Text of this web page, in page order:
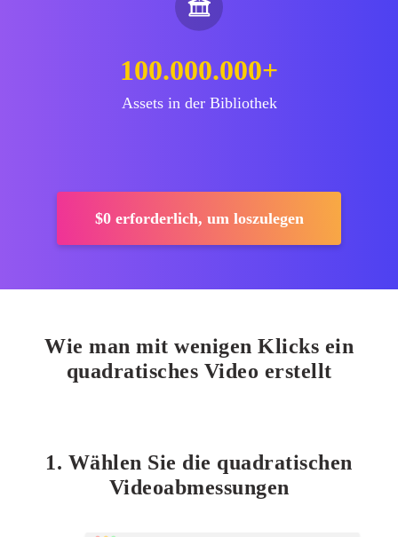
100.000.000+
Assets in der Bibliothek
$0erforderlich, um loszulegen
Wie man mit wenigen Klicks ein
quadratisches Video erstellt
1. Wählen Sie die quadratischen
Videoabmessungen